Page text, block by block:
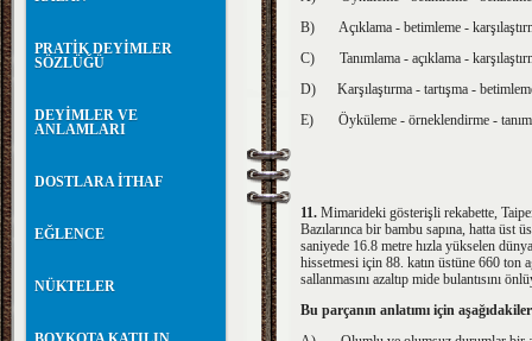
PRATİK DEYİMLER
SÖZLÜĞÜ
DEYİMLER VE
ANLAMLARI
DOSTLARA İTHAF
EĞLENCE
NÜKTELER
B)
Açıklama - betimleme -
C)
Tanımlama - açıklama -
D)
Karşılaştırma - tartışma -
E)
Öyküleme - örneklendirme -
11. Mimarideki gösterişli rekabette,
Bazılarınca bir bambu sapına, hatta üst
saniyede 16.8 metre hızla yükselen
hissetmesi için 88. katın üstüne 660 ton
sallanmasını azaltıp mide bulantısını
Bu parçanın anlatımı için